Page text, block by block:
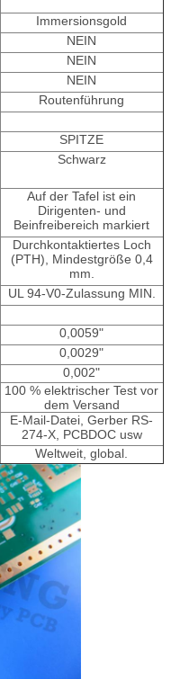
Immersionsgold
NEIN
NEIN
NEIN
Routenführung
SPITZE
Schwarz
Auf der Tafel ist ein
Dirigenten- und
Beinfreibereich markiert
Durchkontaktiertes Loch
(PTH), Mindestgröße 0,4
mm.
UL 94-V0-Zulassung MIN.
0,0059"
0,0029"
0,002"
100 % elektrischer Test vor
dem Versand
E-Mail-Datei, Gerber RS-
274-X, PCBDOC usw
Weltweit, global.